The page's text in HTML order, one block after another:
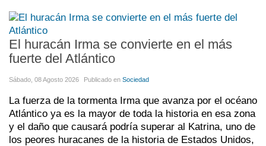
El huracán Irma se convierte en el más
fuerte del Atlántico
Sábado, 08 Agosto 2026 Publicado en Sociedad
La fuerza de la tormenta Irma que avanza por el océano
Atlántico ya es la mayor de toda la historia en esa zona
y el daño que causará podría superar al Katrina, uno de
los peores huracanes de la historia de Estados Unidos,